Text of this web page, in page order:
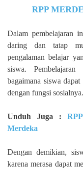
RPP
Dalam pembelajaran
daring dan tatap
pengalaman belajar
siswa.
bagaimana siswa
dengan fungsi sosialnya.
Unduh Juga :
Merdeka
Dengan demikian,
karena merasa dapat